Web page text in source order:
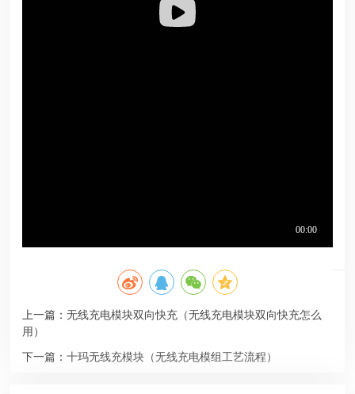
上一篇： 无线充电模块双向快充（无线充电模块双向快充怎么
用）
下一篇： 十玛无线充模块（无线充电模组工艺流程）